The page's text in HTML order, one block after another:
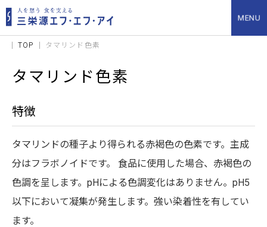
TOP タマリンド色素
タマリンド色素
特徴
タマリンドの種子より得られる赤褐色の色素です。主成
分はフラボノイドです。 食品に使用した場合、赤褐色の
色調を呈します。pHによる色調変化はありません。pH5
以下において凝集が発生します。強い染着性を有してい
ます。